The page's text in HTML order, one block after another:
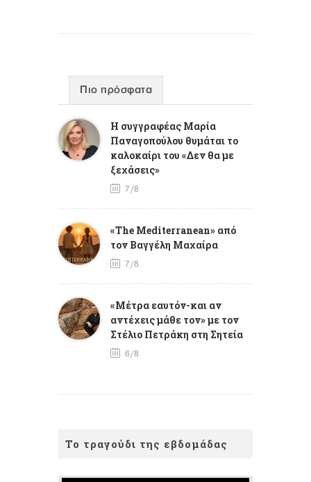
Πιο πρόσφατα
Η συγγραφέας Μαρία
Παναγοπούλου θυμάται το
καλοκαίρι του «Δεν θα με
ξεχάσεις»
7/8
«The Mediterranean» από
τον Βαγγέλη Μαχαίρα
7/8
«Μέτρα εαυτόν-και αν
αντέχεις μάθε τον» με τον
Στέλιο Πετράκη στη Σητεία
6/8
Το τραγούδι της εβδομάδας